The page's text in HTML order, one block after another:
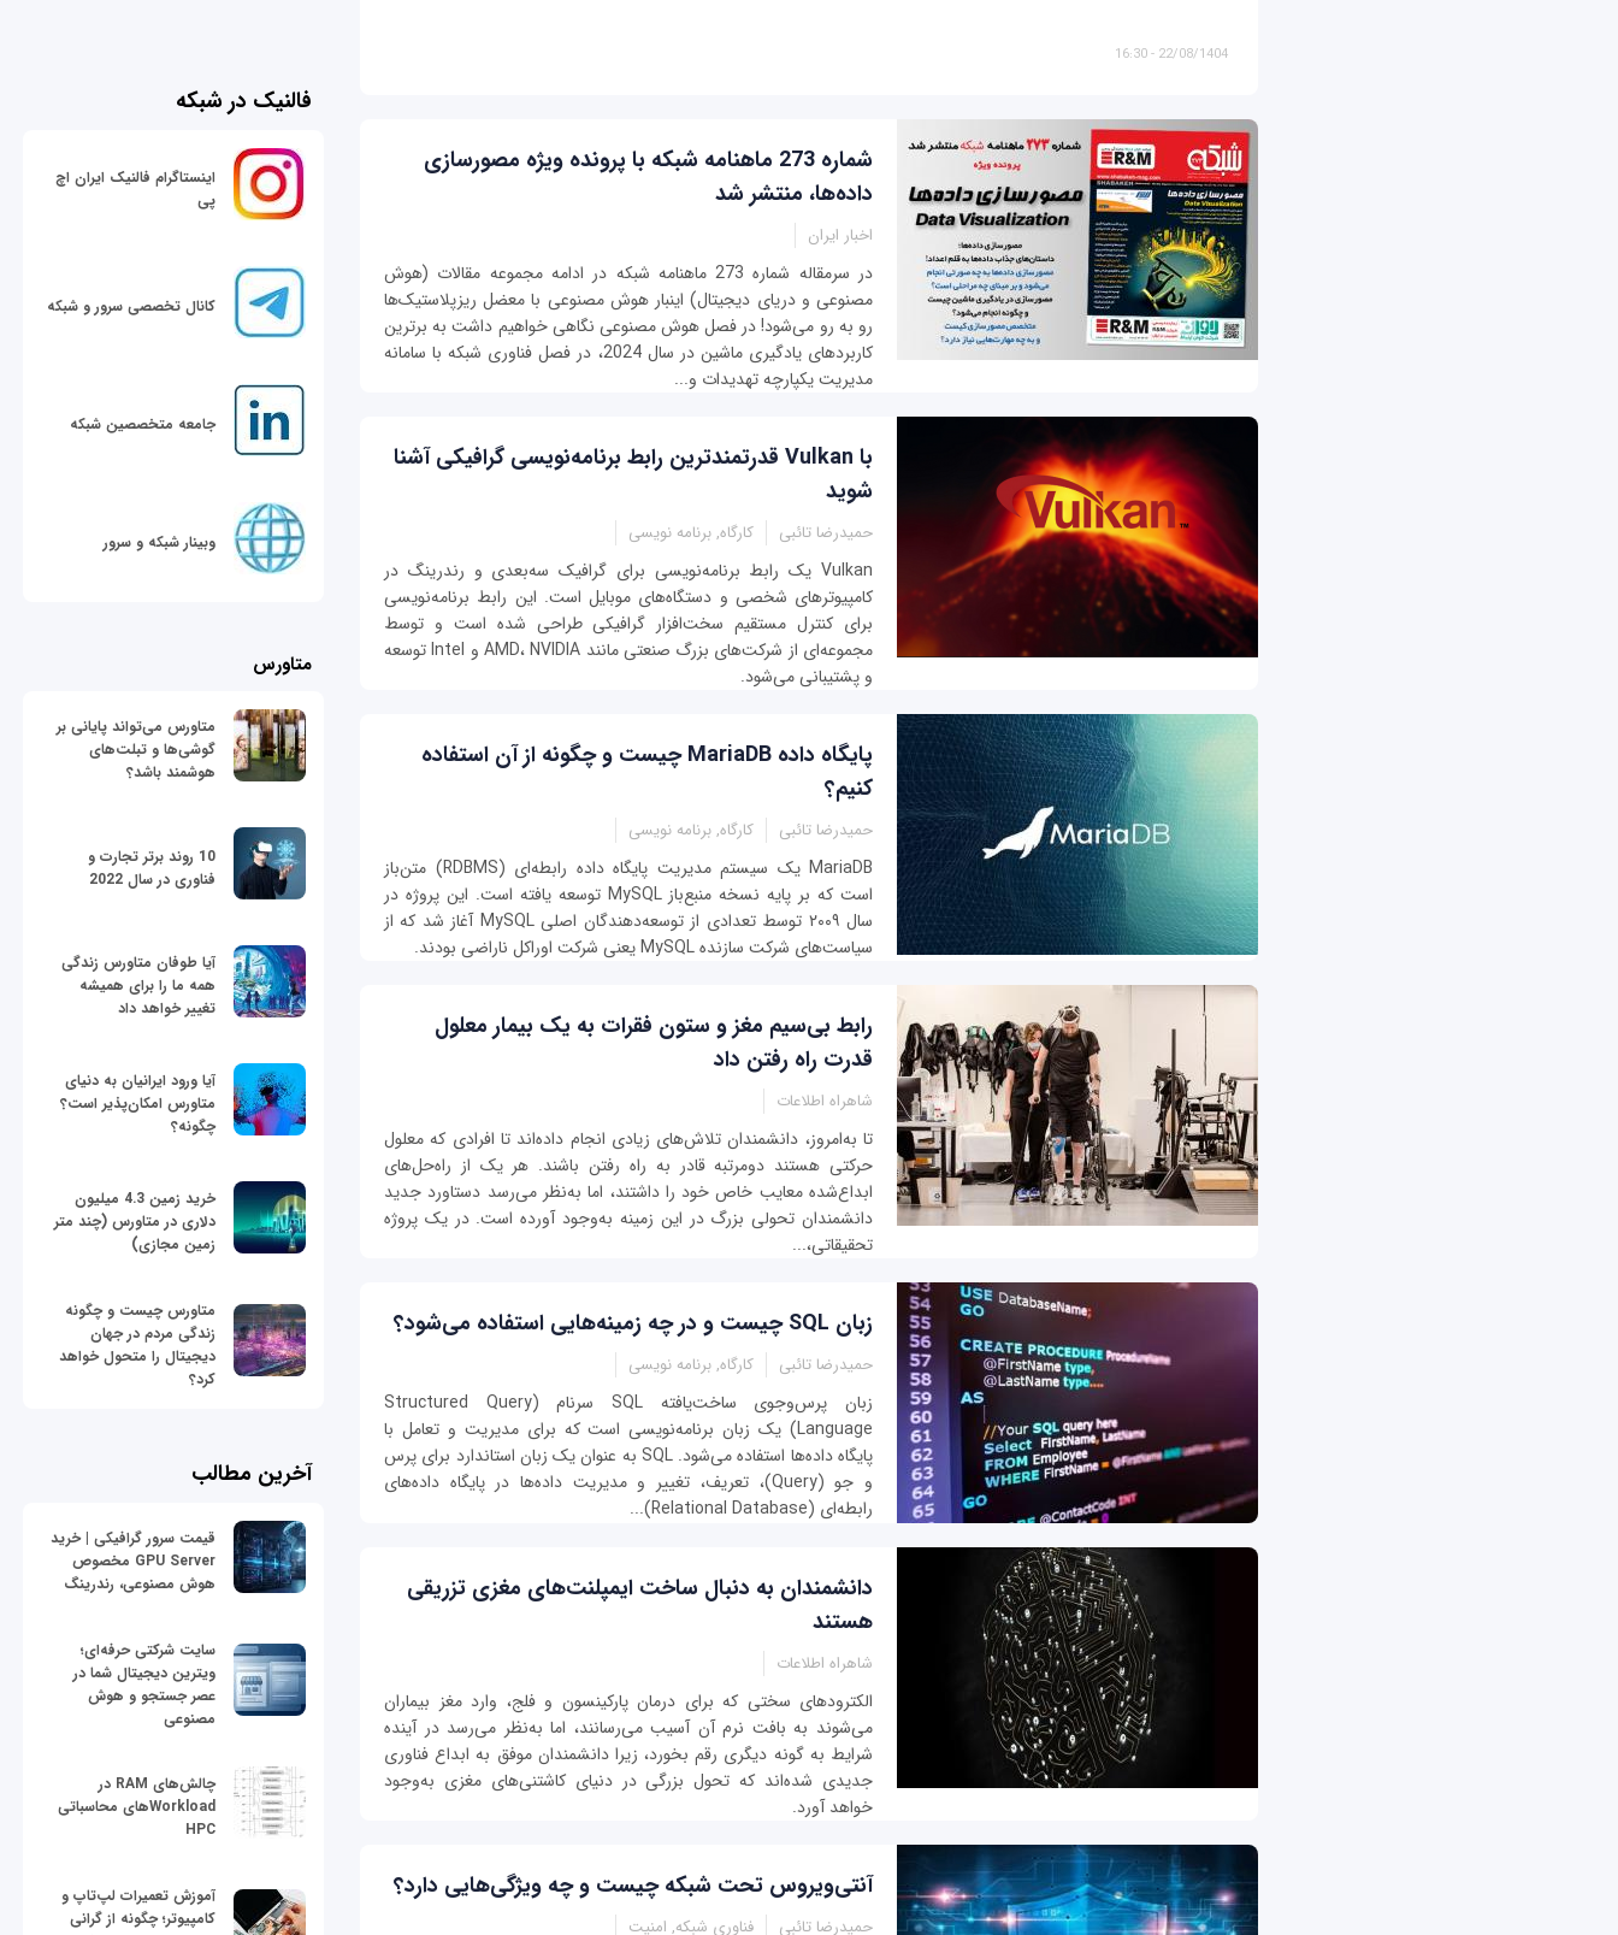
22/08/1404 - 16:30
شماره 273 ماهنامه شبکه با پرونده ویژه مصورسازی
داده‌ها، منتشر شد
اخبار ایران
در سرمقاله شماره 273 ماهنامه شبکه در ادامه مجموعه مقالات (هوش
مصنوعی و دریای دیجیتال) اینبار هوش مصنوعی با معضل ریزپلاستیک‌ها
رو به رو می‌شود! در فصل هوش مصنوعی نگاهی خواهیم داشت به برترین
کاربردهای یادگیری ماشین در سال 2024، در فصل فناوری شبکه با سامانه
مدیریت یکپارچه تهدیدات و...
با Vulkan قدرتمندترین رابط برنامه‌نویسی گرافیکی آشنا
شوید
حمیدرضا تائبی کارگاه, برنامه نویسی
Vulkan یک رابط برنامه‌نویسی برای گرافیک سه‌بعدی و رندرینگ در
کامپیوترهای شخصی و دستگاه‌های موبایل است. این رابط برنامه‌نویسی
برای کنترل مستقیم سخت‌افزار گرافیکی طراحی شده است و توسط
مجموعه‌ای از شرکت‌های بزرگ صنعتی مانند AMD، NVIDIA و Intel توسعه
و پشتیبانی می‌شود.
پایگاه داده MariaDB چیست و چگونه از آن استفاده
کنیم؟
حمیدرضا تائبی کارگاه, برنامه نویسی
MariaDB یک سیستم مدیریت پایگاه داده رابطه‌ای (RDBMS) متن‌باز
است که بر پایه نسخه منبع‌باز MySQL توسعه یافته است. این پروژه در
سال ۲۰۰۹ توسط تعدادی از توسعه‌دهندگان اصلی MySQL آغاز شد که از
سیاست‌های شرکت سازنده MySQL یعنی شرکت اوراکل ناراضی بودند.
رابط بی‌سیم مغز و ستون فقرات به یک بیمار معلول
قدرت راه رفتن داد
شاهراه اطلاعات
تا به‌امروز، دانشمندان تلاش‌های زیادی انجام داده‌اند تا افرادی که معلول
حرکتی هستند دومرتبه قادر به راه رفتن باشند. هر یک از راه‌حل‌های
ابداع‌شده معایب خاص خود را داشتند، اما به‌نظر می‌رسد دستاورد جدید
دانشمندان تحولی بزرگ در این زمینه به‌وجود آورده است. در یک پروژه
تحقیقاتی،...
زبان SQL چیست و در چه زمینه‌هایی استفاده می‌شود؟
حمیدرضا تائبی کارگاه, برنامه نویسی
زبان پرس‌وجوی ساخت‌یافته SQL سرنام (Structured Query
Language) یک زبان برنامه‌نویسی است که برای مدیریت و تعامل با
پایگاه داده‌ها استفاده می‌شود. SQL به عنوان یک زبان استاندارد برای پرس
و جو (Query)، تعریف، تغییر و مدیریت داده‌ها در پایگاه داده‌های
رابطه‌ای (Relational Database)...
دانشمندان به دنبال ساخت ایمپلنت‌های مغزی تزریقی
هستند
شاهراه اطلاعات
الکترودهای سختی که برای درمان پارکینسون و فلج، وارد مغز بیماران
می‌شوند به بافت نرم آن آسیب می‌رسانند، اما به‌نظر می‌رسد در آینده
شرایط به گونه دیگری رقم بخورد، زیرا دانشمندان موفق به ابداع فناوری
جدیدی شده‌اند که تحول بزرگی در دنیای کاشتنی‌های مغزی به‌وجود
خواهد آورد.
آنتی‌ویروس تحت شبکه چیست و چه ویژگی‌هایی دارد؟
حمیدرضا تائبی فناوری شبکه, امنیت
فالنیک در شبکه
اینستاگرام فالنیک ایران اچ
پی
کانال تخصصی سرور و شبکه
جامعه متخصصین شبکه
وبینار شبکه و سرور
متاورس
متاورس می‌تواند پایانی بر
گوشی‌ها و تبلت‌های
هوشمند باشد؟
10 روند برتر تجارت و
فناوری در سال 2022
آیا طوفان متاورس زندگی
همه ما را برای همیشه
تغییر خواهد داد
آیا ورود ایرانیان به دنیای
متاورس امکان‌پذیر است؟
چگونه؟
خرید زمین 4.3 میلیون
دلاری در متاورس (چند متر
زمین مجازی)
متاورس چیست و چگونه
زندگی مردم در جهان
دیجیتال را متحول خواهد
کرد؟
آخرین مطالب
قیمت سرور گرافیکی | خرید
GPU Server مخصوص
هوش مصنوعی، رندرینگ
سایت شرکتی حرفه‌ای؛
ویترین دیجیتال شما در
عصر جستجو و هوش
مصنوعی
چالش‌های RAM در
Workloadهای محاسباتی
HPC
آموزش تعمیرات لپ‌تاپ و
کامپیوتر؛ چگونه از گرانی